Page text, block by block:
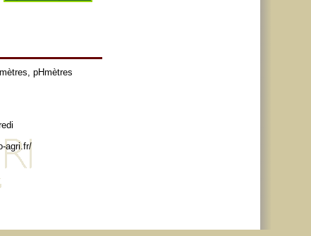
, pHmètres
agri.fr/